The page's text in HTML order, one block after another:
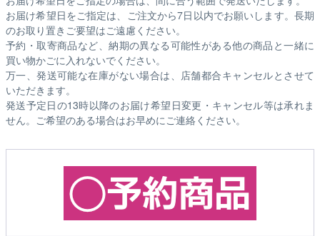
お届け希望日をご指定は、ご注文から7日以内でお願いします。長期
のお取り置きご要望はご遠慮ください。
予約・取寄商品など、納期の異なる可能性がある他の商品と一緒に
買い物かごに入れないでください。
万一、発送可能な在庫がない場合は、店舗都合キャンセルとさせて
いただきます。
発送予定日の13時以降のお届け希望日変更・キャンセル等は承れま
せん。ご希望のある場合はお早めにご連絡ください。